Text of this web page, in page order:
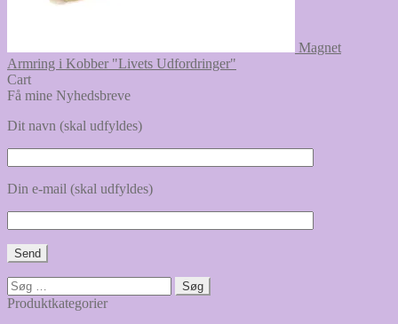
Magnet
Armring i Kobber "Livets Udfordringer"
Cart
Få mine Nyhedsbreve
Dit navn (skal udfyldes)
Din e-mail (skal udfyldes)
Søg
efter:
Produktkategorier